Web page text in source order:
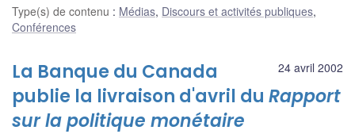
Type(s) de contenu : Médias, Discours et activités publiques,
Conférences
24 avril 2002
La Banque du Canada
publie la livraison d'avril du Rapport
sur la politique monétaire